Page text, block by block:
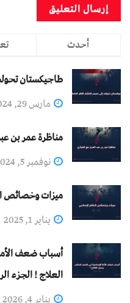
أحدث
طاجيكستان
مارس 29, 2024
مناظرة عمر بن
نوفمبر 5, 2024
ميزات وخصائص
يناير 1, 2025
أسباب ضعف
العلاج ! الجزء